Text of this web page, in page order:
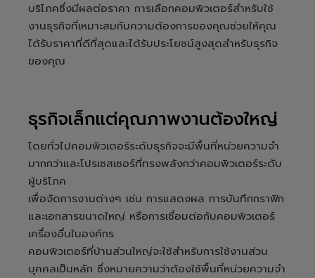
บริโภคซึ่งมีผลต่อราคา การเลือกคอมพิวเตอร์สำหรับใช้
งานธุรกิจที่เหมาะสมกับความต้องการของคุณช่วยให้คุณ
ได้รับราคาที่ดีที่สุดและได้รับประโยชน์สูงสุดสำหรับธุรกิจ
ของคุณ
ธุรกิจเล็กแต่คุณภาพงานต้องใหญ่
โดยทั่วไปคอมพิวเตอร์ระดับธุรกิจจะมีพื้นที่หน่วยความจำ
มากกว่าและโปรเซสเซอร์ที่ทรงพลังกว่าคอมพิวเตอร์ระดับ
ผู้บริโภค
เพื่อจัดการงานต่างๆ เช่น การแสดงผล การบันทึกกราฟิก
และเอกสารขนาดใหญ่ หรือการเชื่อมต่อกับคอมพิวเตอร์
เครื่องอื่นในองค์กร
คอมพิวเตอร์ที่บ้านส่วนใหญ่จะใช้สำหรับการใช้งานส่วน
บุคคลเป็นหลัก ซึ่งหมายความว่าต้องใช้พื้นที่หน่วยความจำ